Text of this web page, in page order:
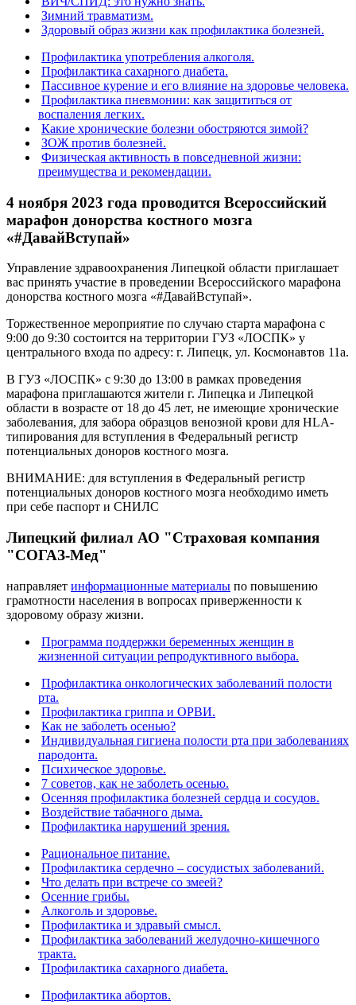
Зимний травматизм.
Здоровый образ жизни как профилактика болезней.
Профилактика употребления алкоголя.
Профилактика сахарного диабета.
Пассивное курение и его влияние на здоровье человека.
Профилактика пневмонии: как защититься от
воспаления легких.
Какие хронические болезни обостряются зимой?
ЗОЖ против болезней.
Физическая активность в повседневной жизни:
преимущества и рекомендации.
4 ноября 2023 года проводится Всероссийский
марафон донорства костного мозга
«#ДавайВступай»
Управление здравоохранения Липецкой области приглашает
вас принять участие в проведении Всероссийского марафона
донорства костного мозга «#ДавайВступай».
Торжественное мероприятие по случаю старта марафона с
9:00 до 9:30 состоится на территории ГУЗ «ЛОСПК» у
центрального входа по адресу: г. Липецк, ул. Космонавтов 11а.
В ГУЗ «ЛОСПК» с 9:30 до 13:00 в рамках проведения
марафона приглашаются жители г. Липецка и Липецкой
области в возрасте от 18 до 45 лет, не имеющие хронические
заболевания, для забора образцов венозной крови для HLA-
типирования для вступления в Федеральный регистр
потенциальных доноров костного мозга.
ВНИМАНИЕ: для вступления в Федеральный регистр
потенциальных доноров костного мозга необходимо иметь
при себе паспорт и СНИЛС
Липецкий филиал АО "Страховая компания
"СОГАЗ-Мед"
направляет информационные материалы по повышению
грамотности населения в вопросах приверженности к
здоровому образу жизни.
Программа поддержки беременных женщин в
жизненной ситуации репродуктивного выбора.
Профилактика онкологических заболеваний полости
рта.
Профилактика гриппа и ОРВИ.
Как не заболеть осенью?
Индивидуальная гигиена полости рта при заболеваниях
пародонта.
Психическое здоровье.
7 советов, как не заболеть осенью.
Осенняя профилактика болезней сердца и сосудов.
Воздействие табачного дыма.
Профилактика нарушений зрения.
Рациональное питание.
Профилактика сердечно – сосудистых заболеваний.
Что делать при встрече со змеей?
Осенние грибы.
Алкоголь и здоровье.
Профилактика и здравый смысл.
Профилактика заболеваний желудочно-кишечного
тракта.
Профилактика сахарного диабета.
Профилактика абортов.